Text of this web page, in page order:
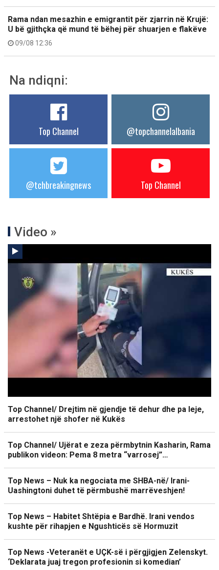
Rama ndan mesazhin e emigrantit për zjarrin në Krujë:
U bë gjithçka që mund të bëhej për shuarjen e flakëve
09/08 12:36
Na ndiqni:
Top Channel @topchannelalbania
@tchbreakingnews Top Channel
Video »
Top Channel/ Drejtim në gjendje të dehur dhe pa leje,
arrestohet një shofer në Kukës
Top Channel/ Ujërat e zeza përmbytnin Kasharin, Rama
publikon videon: Pema 8 metra “varrosej”…
Top News – Nuk ka negociata me SHBA-në/ Irani-
Uashingtoni duhet të përmbushë marrëveshjen!
Top News – Habitet Shtëpia e Bardhë. Irani vendos
kushte për rihapjen e Ngushticës së Hormuzit
Top News -Veteranët e UÇK-së i përgjigjen Zelenskyt.
‘Deklarata juaj tregon profesionin si komedian’